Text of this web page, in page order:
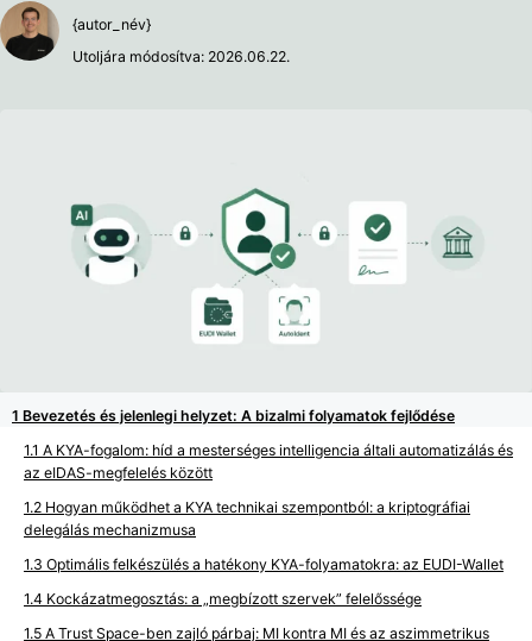
{autor_név}
Utoljára módosítva: 2026.06.22.
Bevezetés és jelenlegi helyzet: A bizalmi folyamatok fejlődése
A KYA-fogalom: híd a mesterséges intelligencia általi automatizálás és
az eIDAS-megfelelés között
Hogyan működhet a KYA technikai szempontból: a kriptográfiai
delegálás mechanizmusa
Optimális felkészülés a hatékony KYA-folyamatokra: az EUDI-Wallet
Kockázatmegosztás: a „megbízott szervek” felelőssége
A Trust Space-ben zajló párbaj: MI kontra MI és az aszimmetrikus